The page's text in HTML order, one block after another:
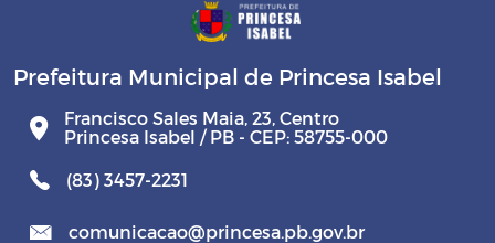
Prefeitura Municipal de Princesa Isabel
Francisco Sales Maia, 23, Centro
Princesa Isabel / PB - CEP: 58755-000
(83) 3457-2231
comunicacao@princesa.pb.gov.br